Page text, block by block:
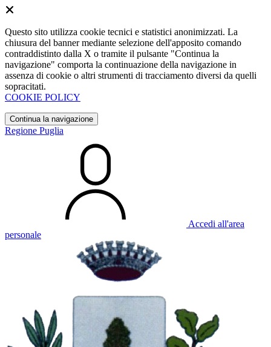
Questo sito utilizza cookie tecnici e statistici anonimizzati. La
chiusura del banner mediante selezione dell'apposito comando
contraddistinto dalla X o tramite il pulsante "Continua la
navigazione" comporta la continuazione della navigazione in
assenza di cookie o altri strumenti di tracciamento diversi da quelli
sopracitati.
COOKIE POLICY
Continua la navigazione
Regione Puglia
Accedi all'area
personale